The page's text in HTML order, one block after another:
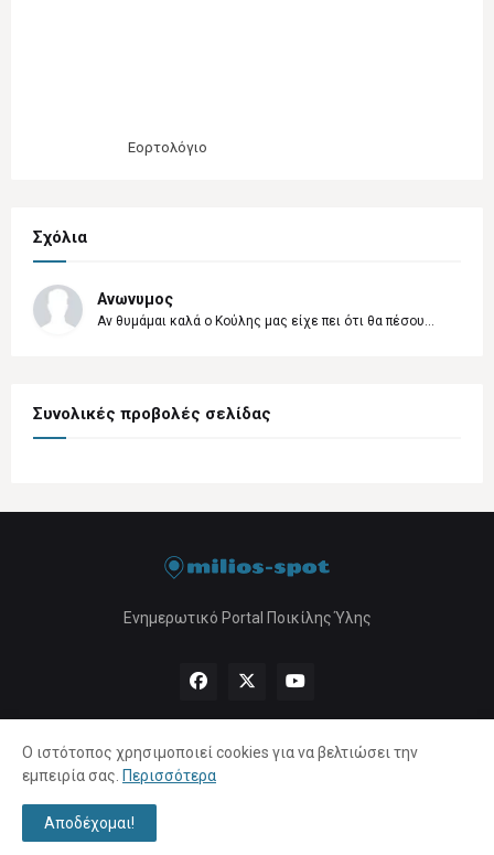
Εορτολόγιο
Σχόλια
Ανωνυμος
Αν θυμάμαι καλά ο Κούλης μας είχε πει ότι θα πέσου...
Συνολικές προβολές σελίδας
Ενημερωτικό Portal Ποικίλης Ύλης
Αρχική About Us Πολιτική Απορρήτου
Ο ιστότοπος χρησιμοποιεί cookies για να βελτιώσει την
εμπειρία σας. Περισσότερα
Αποδέχομαι!